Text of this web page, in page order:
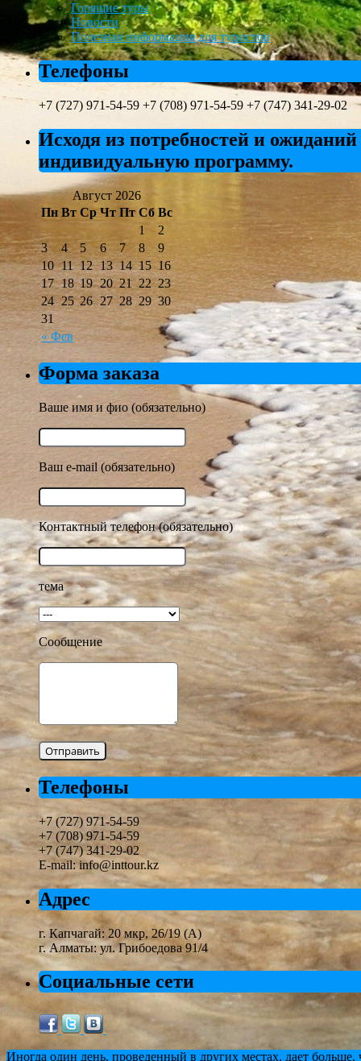
Горящие туры
Новости
Полезная информация для туристов
Телефоны
+7 (727) 971-54-59 +7 (708) 971-54-59 +7 (747) 341-29-02
Исходя из потребностей и
индивидуальную программу.
Август 2026
Пн Вт Ср Чт Пт Сб Вс
« Фев
1
2
3
4 5 6 7 8
9
10 11 12 13 14 15 16
17 18 19 20 21 22 23
24 25 26 27 28 29 30
31
Форма заказа
Ваше имя и фио (обязательно)
Ваш e-mail (обязательно)
Контактный телефон (обязательно)
тема
Сообщение
Телефоны
+7 (727) 971-54-59
+7 (708) 971-54-59
+7 (747) 341-29-02
E-mail: info@inttour.kz
Адрес
г. Капчагай: 20 мкр, 26/19 (А)
г. Алматы: ул. Грибоедова 91/4
Социальные сети
Иногда один день, проведенный в других местах, дает